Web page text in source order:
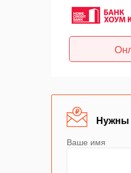
Нужны
Ваше имя